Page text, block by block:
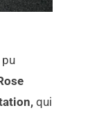
pu
qui